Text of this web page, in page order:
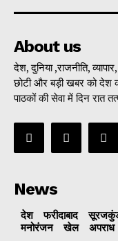
About us
देश, दुनिया ,राजनीति,
छोटी और बड़ी खबर को
पाठकों की सेवा में दिन रात
News
देश फरीदाबाद
मनोरंजन
खेल अपराध